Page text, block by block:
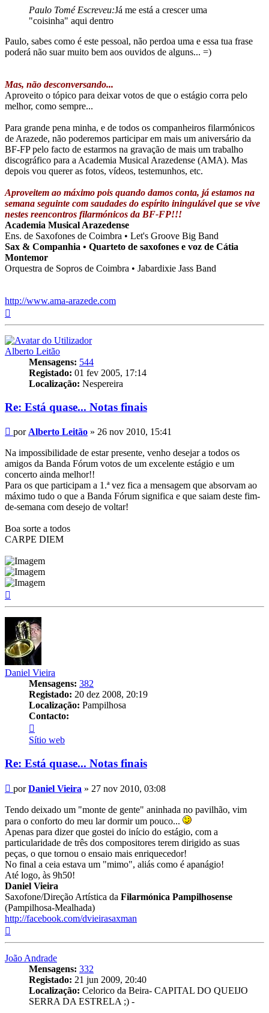
Paulo Tomé Escreveu:Já me está a crescer uma
"coisinha" aqui dentro
Paulo, sabes como é este pessoal, não perdoa uma e essa tua frase
poderá não suar muito bem aos ouvidos de alguns... =)
Mas, não desconversando...
Aproveito o tópico para deixar votos de que o estágio corra pelo
melhor, como sempre...
Para grande pena minha, e de todos os companheiros filarmónicos
de Arazede, não poderemos participar em mais um aniversário da
BF-FP pelo facto de estarmos na gravação de mais um trabalho
discográfico para a Academia Musical Arazedense (AMA). Mas
depois vou querer as fotos, vídeos, testemunhos, etc.
Aproveitem ao máximo pois quando damos conta, já estamos na
semana seguinte com saudades do espírito iningulável que se vive
nestes reencontros filarmónicos da BF-FP!!!
Academia Musical Arazedense
Ens. de Saxofones de Coimbra • Let's Groove Big Band
Sax & Companhia • Quarteto de saxofones e voz de Cátia
Montemor
Orquestra de Sopros de Coimbra • Jabardixie Jass Band
http://www.ama-arazede.com
Alberto Leitão
Mensagens: 544
Registado: 01 fev 2005, 17:14
Localização: Nespereira
Re: Está quase... Notas finais
Mensagem
por Alberto Leitão » 26 nov 2010, 15:41
Na impossibilidade de estar presente, venho desejar a todos os
amigos da Banda Fórum votos de um excelente estágio e um
concerto ainda melhor!!
Para os que participam a 1.ª vez fica a mensagem que absorvam ao
máximo tudo o que a Banda Fórum significa e que saiam deste fim-
de-semana com desejo de voltar!
Boa sorte a todos
CARPE DIEM
Daniel Vieira
Mensagens: 382
Registado: 20 dez 2008, 20:19
Localização: Pampilhosa
Contacto:
Daniel
Vieira
Sítio web
Re: Está quase... Notas finais
Mensagem
porDaniel Vieira » 27 nov 2010, 03:08
Tendo deixado um "monte de gente" aninhada no pavilhão, vim
para o conforto do meu lar dormir um pouco...
Apenas para dizer que gostei do início do estágio, com a
particularidade de três dos compositores terem dirigido as suas
peças, o que tornou o ensaio mais enriquecedor!
No final a ceia estava um "mimo", aliás como é apanágio!
Até logo, às 9h50!
Daniel Vieira
Saxofone/Direção Artística da Filarmónica Pampilhosense
(Pampilhosa-Mealhada)
http://facebook.com/dvieirasaxman
João Andrade
Mensagens: 332
Registado: 21 jun 2009, 20:40
Localização: Celorico da Beira- CAPITAL DO QUEIJO
SERRA DA ESTRELA ;) -